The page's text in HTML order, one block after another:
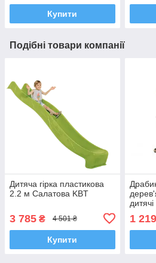
Купити
Подібні товари компанії
Дитяча гірка пластикова
2.2 м Салатова KBT
3 785 ₴ 4 501 ₴
Купити
1 219